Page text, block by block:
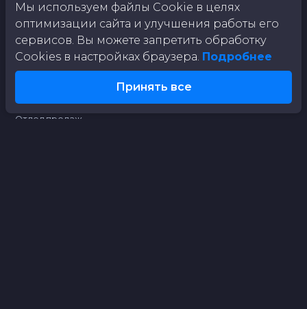
Автономный комплекс ИИ
Планшет инспектора
О КОМПАНИИ
О нас
Отдел продаж
Мы используем файлы Cookie в целях
оптимизации сайта и улучшения работы его
сервисов. Вы можете запретить обработку
Cookies в настройках браузера. Подробнее
Принять все